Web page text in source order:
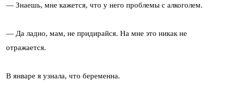
— Знаешь, мне кажется, что у него проблемы с алкоголем.
— Да ладно, мам, не придирайся. На мне это никак не
отражается.
В январе я узнала, что беременна.